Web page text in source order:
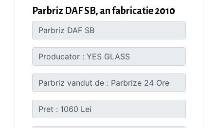
Parbriz DAF SB, an fabricatie 2010